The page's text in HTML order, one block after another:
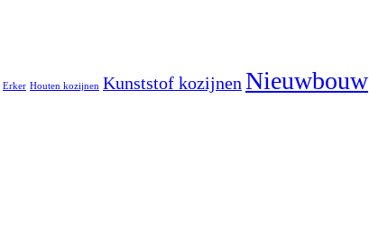
Erker Houten kozijnen Kunststof kozijnenNieuwbouw